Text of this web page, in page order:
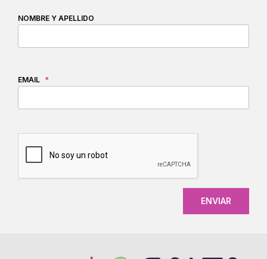
NOMBRE Y APELLIDO
EMAIL *